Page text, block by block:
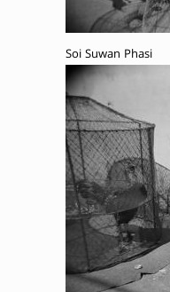
Soi Suwan Phasi